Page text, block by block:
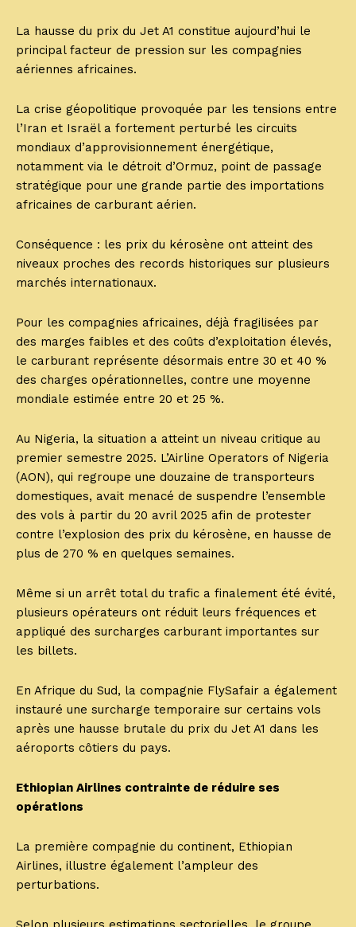
La hausse du prix du Jet A1 constitue aujourd’hui le
principal facteur de pression sur les compagnies
aériennes africaines.
La crise géopolitique provoquée par les tensions entre
l’Iran et Israël a fortement perturbé les circuits
mondiaux d’approvisionnement énergétique,
notamment via le détroit d’Ormuz, point de passage
stratégique pour une grande partie des importations
africaines de carburant aérien.
Conséquence : les prix du kérosène ont atteint des
niveaux proches des records historiques sur plusieurs
marchés internationaux.
Pour les compagnies africaines, déjà fragilisées par
des marges faibles et des coûts d’exploitation élevés,
le carburant représente désormais entre 30 et 40 %
des charges opérationnelles, contre une moyenne
mondiale estimée entre 20 et 25 %.
Au Nigeria, la situation a atteint un niveau critique au
premier semestre 2025. L’Airline Operators of Nigeria
(AON), qui regroupe une douzaine de transporteurs
domestiques, avait menacé de suspendre l’ensemble
des vols à partir du 20 avril 2025 afin de protester
contre l’explosion des prix du kérosène, en hausse de
plus de 270 % en quelques semaines.
Même si un arrêt total du trafic a finalement été évité,
plusieurs opérateurs ont réduit leurs fréquences et
appliqué des surcharges carburant importantes sur
les billets.
En Afrique du Sud, la compagnie FlySafair a également
instauré une surcharge temporaire sur certains vols
après une hausse brutale du prix du Jet A1 dans les
aéroports côtiers du pays.
Ethiopian Airlines contrainte de réduire ses
opérations
La première compagnie du continent, Ethiopian
Airlines, illustre également l’ampleur des
perturbations.